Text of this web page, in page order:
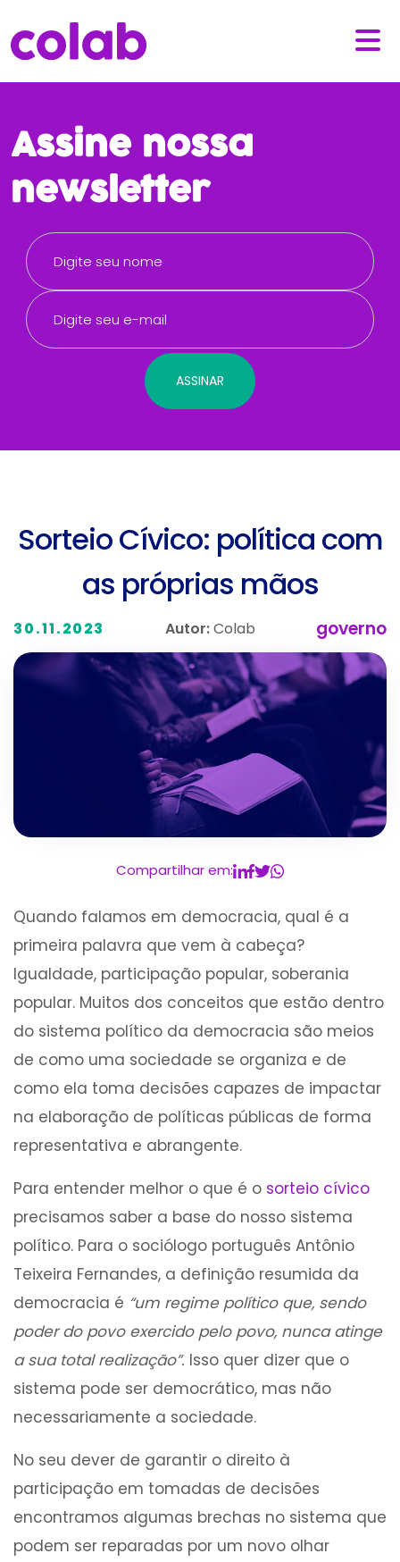
Assine nossa
newsletter
Sorteio Cívico: política com
as próprias mãos
30.11.2023 Autor:Colab governo
Compartilhar em:
Quando falamos em democracia, qual é a
primeira palavra que vem à cabeça?
Igualdade, participação popular, soberania
popular. Muitos dos conceitos que estão dentro
do sistema político da democracia são meios
de como uma sociedade se organiza e de
como ela toma decisões capazes de impactar
na elaboração de políticas públicas de forma
representativa e abrangente.
Para entender melhor o que é o sorteio cívico
precisamos saber a base do nosso sistema
político. Para o sociólogo português Antônio
Teixeira Fernandes, a definição resumida da
democracia é “um regime político que, sendo
poder do povo exercido pelo povo, nunca atinge
a sua total realização”. Isso quer dizer que o
sistema pode ser democrático, mas não
necessariamente a sociedade.
No seu dever de garantir o direito à
participação em tomadas de decisões
encontramos algumas brechas no sistema que
podem ser reparadas por um novo olhar